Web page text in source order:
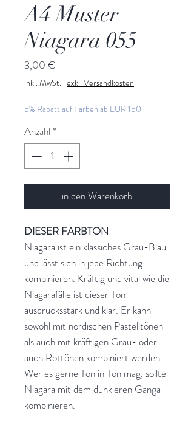
A4 Muster
Niagara 055
3,00 €
inkl. MwSt. | exkl. Versandkosten
5% Rabatt auf Farben ab EUR 150
Anzahl *
in den Warenkorb
DIESER FARBTON
Niagara ist ein klassiches Grau-Blau
und lässt sich in jede Richtung
kombinieren. Kräftig und vital wie die
Niagarafälle ist dieser Ton
ausdrucksstark und klar. Er kann
sowohl mit nordischen Pastelltönen
als auch mit kräftigen Grau- oder
auch Rottönen kombiniert werden.
Wer es gerne Ton in Ton mag, sollte
Niagara mit dem dunkleren Ganga
kombinieren.